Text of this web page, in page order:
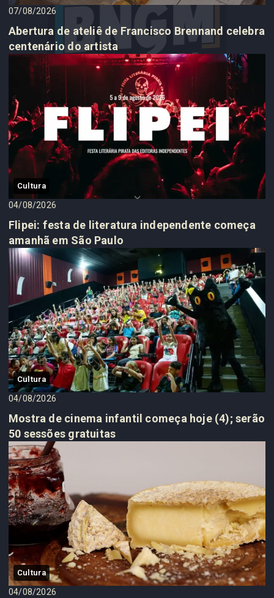
07/08/2026
Abertura de ateliê de Francisco Brennand celebra
centenário do artista
Cultura
04/08/2026
Flipei: festa de literatura independente começa
amanhã em São Paulo
Cultura
04/08/2026
Mostra de cinema infantil começa hoje (4); serão
50 sessões gratuitas
Cultura
04/08/2026